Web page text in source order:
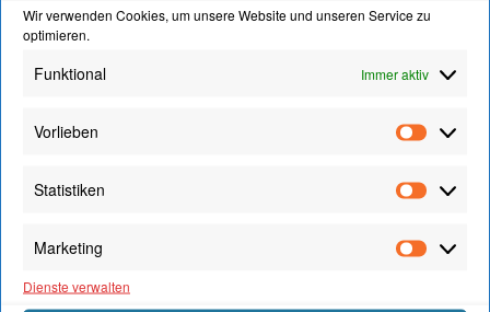
Wir verwenden Cookies, um unsere Website und unseren Service zu
optimieren.
Funktional Immer aktiv
Vorlieben
Statistiken
Marketing
Dienste verwalten
TSC HIP-HOP-GRUPPEN BEI DER KINDER-
DISCO AM 09.02.2024
Video-